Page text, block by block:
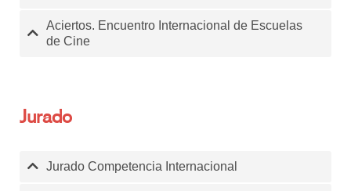
Aciertos. Encuentro Internacional de Escuelas
de Cine
Jurado
Jurado Competencia Internacional